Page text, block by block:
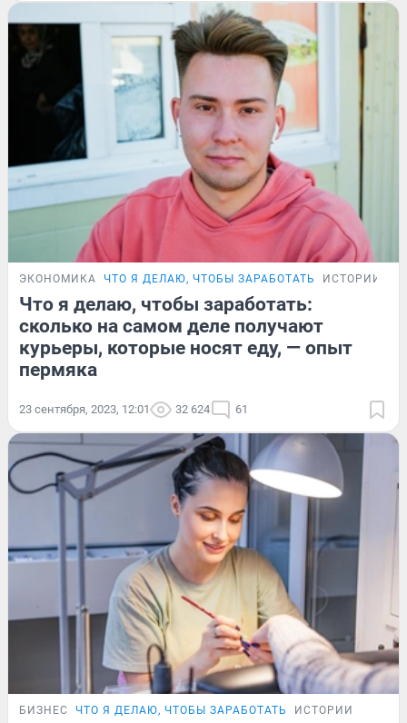
ЭКОНОМИКА ЧТО Я ДЕЛАЮ, ЧТОБЫ ЗАРАБОТАТЬ ИСТОРИИ
Что я делаю, чтобы заработать:
сколько на самом деле получают
курьеры, которые носят еду, — опыт
пермяка
23 сентября, 2023, 12:01 32 624 61
БИЗНЕС ЧТО Я ДЕЛАЮ, ЧТОБЫ ЗАРАБОТАТЬ ИСТОРИИ